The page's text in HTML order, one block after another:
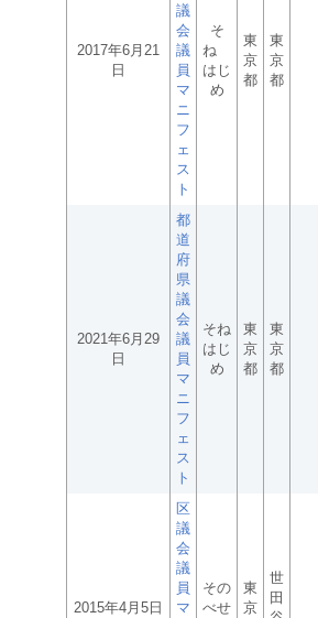
2017年6月21
日
議
会
議
員
マ
ニ
フ
ェ
ス
ト
そ
ね
はじ
め
東
京
都
東
京
都
2021年6月29
日
都
道
府
県
議
会
議
員
マ
ニ
フ
ェ
ス
ト
そね
はじ
め
東
京
都
東
京
都
2015年4月5日
区
議
会
議
員
マ
その
べせ
東
京
世
田